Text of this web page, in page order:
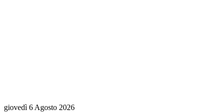
giovedì 6 Agosto 2026